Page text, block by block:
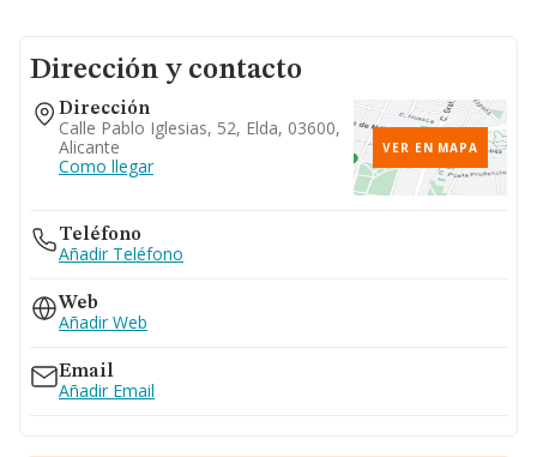
Dirección y contacto
Dirección
Calle Pablo Iglesias, 52, Elda, 03600,
Alicante
Como llegar
VER EN MAPA
Teléfono
Añadir Teléfono
Web
Añadir Web
Email
Añadir Email